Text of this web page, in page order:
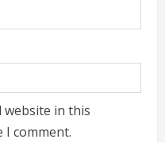
website in this
comment.